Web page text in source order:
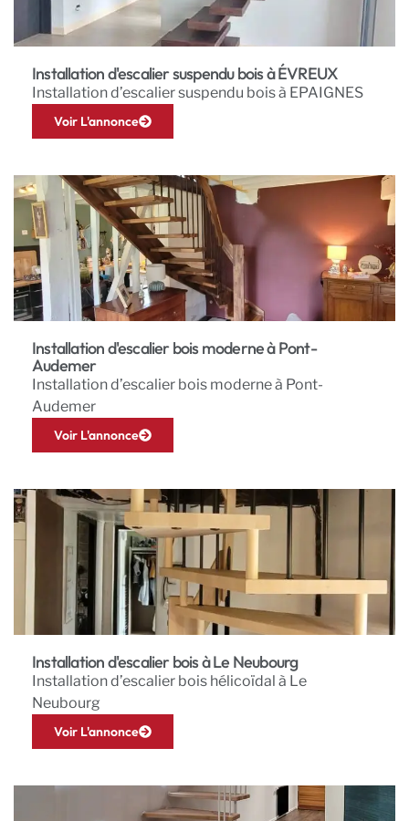
Installation d'escalier suspendu bois à ÉVREUX
Installation d’escalier suspendu bois à EPAIGNES
Voir L'annonce
Installation d'escalier bois moderne à Pont-
Audemer
Installation d’escalier bois moderne à Pont-
Audemer
Voir L'annonce
Installation d'escalier bois à Le Neubourg
Installation d’escalier bois hélicoïdal à Le
Neubourg
Voir L'annonce